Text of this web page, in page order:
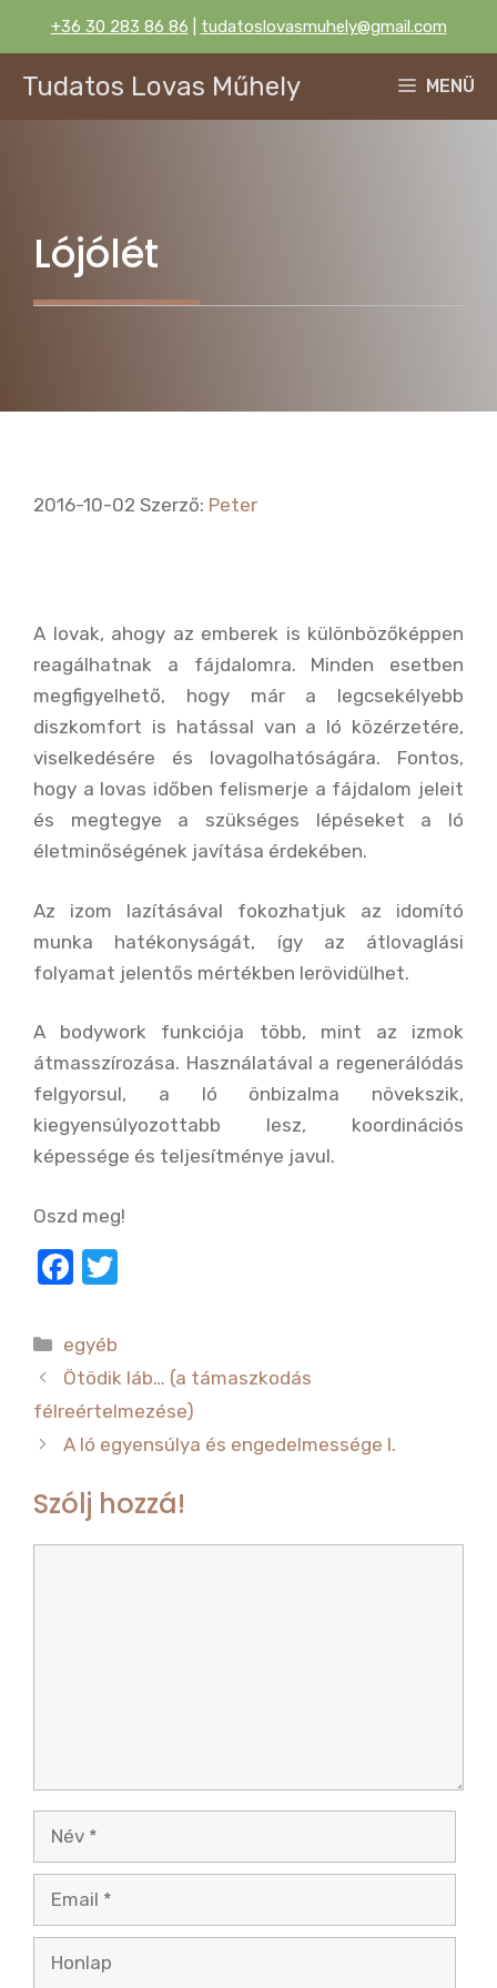
tartalomba
+36 30 283 86 86 tudatoslovasmuhely@gmail.com
Tudatos Lovas Műhely MENÜ
Lójólét
2016-10-02 Szerző: Peter
A lovak, ahogy az emberek is különbözőképpen
reagálhatnak a fájdalomra. Minden esetben
megfigyelhető, hogy már a legcsekélyebb
diszkomfort is hatással van a ló közérzetére,
viselkedésére és lovagolhatóságára. Fontos,
hogy a lovas időben felismerje a fájdalom jeleit
és megtegye a szükséges lépéseket a ló
életminőségének javítása érdekében.
Az izom lazításával fokozhatjuk az idomító
munka hatékonyságát, így az átlovaglási
folyamat jelentős mértékben lerövidülhet.
A bodywork funkciója több, mint az izmok
átmasszírozása. Használatával a regenerálódás
felgyorsul, a ló önbizalma növekszik,
kiegyensúlyozottabb lesz, koordinációs
képessége és teljesítménye javul.
Oszd meg!
F
c
e
b
o
k
te
r
Kategória
egyéb
Ötödik láb… (a támaszkodás
félreértelmezése)
A ló egyensúlya és engedelmessége I.
Szólj hozzá!
Név
Email
Honlap